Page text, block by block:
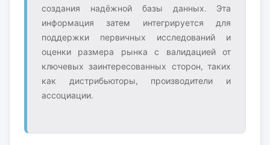
создания надёжной базы данных. Эта
информация затем интегрируется для
поддержки первичных исследований и
оценки размера рынка с валидацией от
ключевых заинтересованных сторон, таких
как дистрибьюторы, производители и
ассоциации.